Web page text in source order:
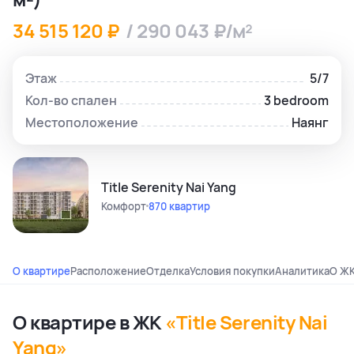
34 515 120 ₽ / 290 043 ₽/м²
Этаж
5/7
Кол-во спален
3 bedroom
Местоположение
Наянг
Title Serenity Nai Yang
Комфорт870 квартир
О квартиреРасположениеОтделкаУсловия покупкиАналитикаО
О квартире в ЖК «Title Serenity Nai
Yang»